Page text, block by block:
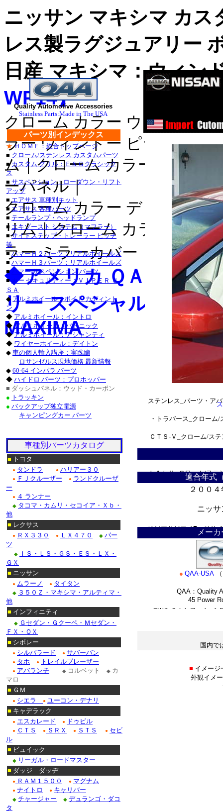
適合年式
２００
ニッ
メー
● QAA-USA
QAA：Quality
45 Power
国内で
■ イメージ
外観イメ
■クライスラー：３０
・３００Ｍ_クローム/
セブリング_クローム/
デュランゴ_クローム/
・チャージャー_クロ
グランドチェロキー_
タンドラ_クローム/ス
サーフ_クローム/ステ
クローム/ステンレス_
ステンレス_パーツ・ラ
ステンレス_パーツ・カ
■レクサス：ＩＳ_２５
/ステンレス_パーツ・
ＧＳ４６０_クローム/
ステンレス_パーツ・ア
・トラバース_クローム
ＣＴＳ-Ｖ_クローム/ス
Ｆ１５０_クローム/ステ
クローム/ステンレス・
クローム/ステンレス■
クロームパーツ■ニッサ
・テラノ_クローム/ス
/ステンレス_パーツ・
■ホンダ：アコード_ク
ステンレス
Quality Automotive Accessories
Stainless Parts:Made in The USA
パーツ別インデックス
★ ＨＯＭＥ：総合トップページ
■ クローム/ステンレス カスタムパーツ
■カスタム グリル：Ｅ＆Ｇクラシック
ス
■ サスペンション：ローダウン・リフト
アップ
■エアサス 車種別キット
■エアサス 各種パーツ
■ テールランプ・ヘッドランプ
■ エキゾースト システム（マフラー）
■サイドステップ・トレーラー ヒッチ
等
■ハマーＨ２パーツ：リアルホイールズ
■ ハマーＨ３パーツ：リアルホイールズ
■ ハマー サスペンション パーツ
■ カー セキュリティー：ＶＩＰＥＲ Ｕ
ＳＡ
◆ アルミホイール：ボイド カディント
ン
◆ アルミホイール：イントロ
◆アルミホイール：バドニック
◆アルミホイール：アシャンティ
◆ ワイヤーホイール：デイトン
◆ 車の個人輸入講座：実践編
ロサンゼルス現地価格 最新情報
◆ 60-64 インパラ パーツ
◆ ハイドロ パーツ：プロホッパー
■ ダッシュパネル：ウッド・カーボン
● トラッキン
● バックアップ独立電源
キャンピングカー パーツ
車種別パーツカタログ
■ トヨタ
● タンドラ ● ハリアー３０
● ＦＪクルーザー ● ランドクルーザ
ー
● ４ ランナー
◆ タコマ・カムリ・セコイア・Ｘｂ・
他
■ レクサス
● ＲＸ３３０ ● ＬＸ４７０ ◆ パー
ツ
◆
ＩＳ・ＬＳ・ＧＳ・ＥＳ・ＬＸ・
ＧＸ
■ ニッサン
● ムラーノ ● タイタン
◆ ３５０Ｚ・マキシマ・アルティマ・
他
■ インフィニティ
◆ Ｇセダン・Ｇクーペ・Ｍセダン・
ＦＸ・ＱＸ
■ シボレー
● シルバラード ● サバーバン
● タホ ● トレイルブレーザー
● アバランチ ◆ コルベット ◆ カ
マロ
■ ＧＭ
● シエラ ● ユーコン・デナリ
■ キャデラック
● エスカレード ● ドゥビル
● ＣＴＳ ● ＳＲＸ ● ＳＴＳ ● セビ
ル
■ ビュイック
◆ リーガル・ロードマスター
■ ダッジ ダッヂ
● ＲＡＭ１５００ ● マグナム
● ナイトロ ● キャリバー
◆ チャージャー ◆ デュランゴ・ダコ
タ
ニッサン マキシマ カス
レス製ラグジュアリー
日産 マキシマ：ウィン
WP14】
クローム カラー ウィンドゥ
ラー ウィンドー ピラー｜ク
ム｜クローム カラー ドア サ
ーパネル｜
クローム カラー デッキ トリ
リム｜クローム カラー ライ
ラー ミラーカバー｜クロー
◆アメリカ ＱＡＡ-ＵＳ
リー スペシャル カスタ
MAXIMA